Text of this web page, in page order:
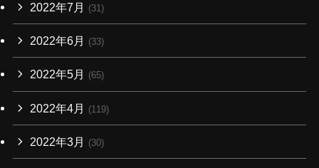
2022年7月 (31)
2022年6月 (33)
2022年5月 (65)
2022年4月 (119)
2022年3月 (30)